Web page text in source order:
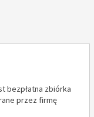
bezpłatna zbiórka
przez firmę